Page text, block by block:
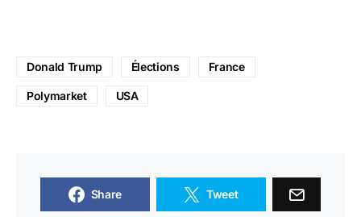
Donald Trump Élections France
Polymarket USA
Share Tweet